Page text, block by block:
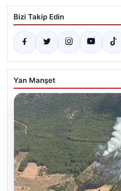
Bizi Takip Edin
Yan Manşet